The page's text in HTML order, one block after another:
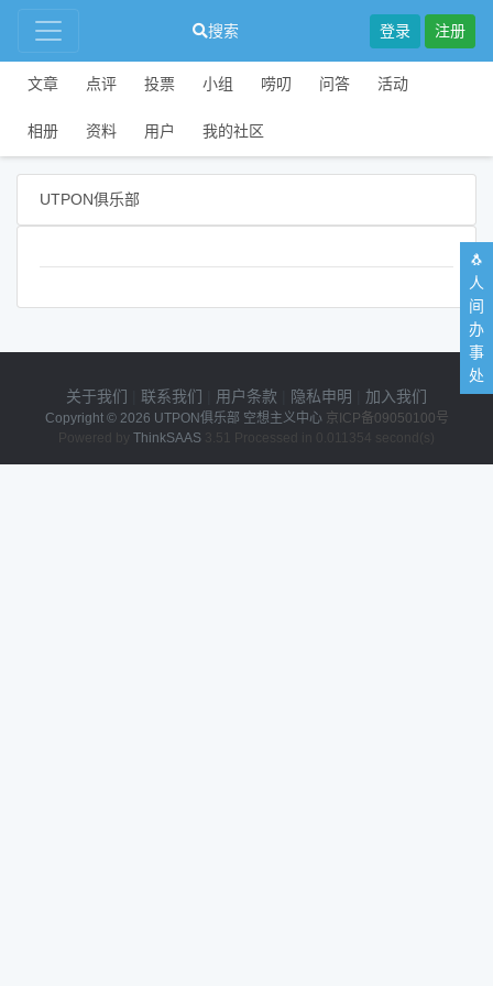
搜索 登录 注册
文章 点评 投票 小组 唠叨 问答 活动
相册 资料 用户 我的社区
UTPON俱乐部
关于我们 联系我们 用户条款 隐私申明 加入我们
Copyright © 2026 UTPON俱乐部 空想主义中心 京ICP备09050100号
Powered by ThinkSAAS 3.51 Processed in 0.011354 second(s)
🐧
人
间
办
事
处